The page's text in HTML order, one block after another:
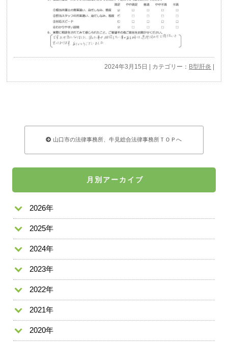
2024年3月15日 | カテゴリー： B型肝炎
山口市の法律事務所、牛見総合法律事務所ＴＯＰへ
月別アーカイブ
2026年
2025年
2024年
2023年
2022年
2021年
2020年